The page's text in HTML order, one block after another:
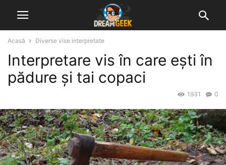
Acasă Diverse vise interpretate
Interpretare vis în care ești în
pădure și tai copaci
0
1931